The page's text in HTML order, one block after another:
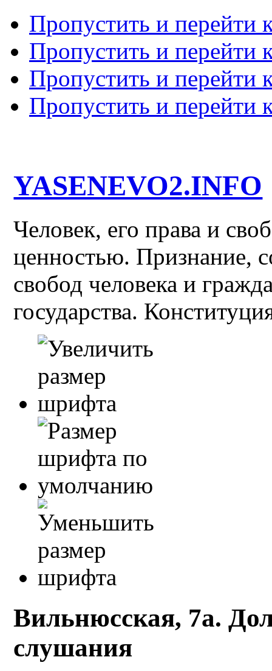
Пропустить и перейти
Пропустить и перейти
Пропустить и перейти
Пропустить и перейти
YASENEVO2.INFO
Человек, его права и
ценностью. Признание,
свобод человека и
государства.
Вильнюсская, 7а.
слушания